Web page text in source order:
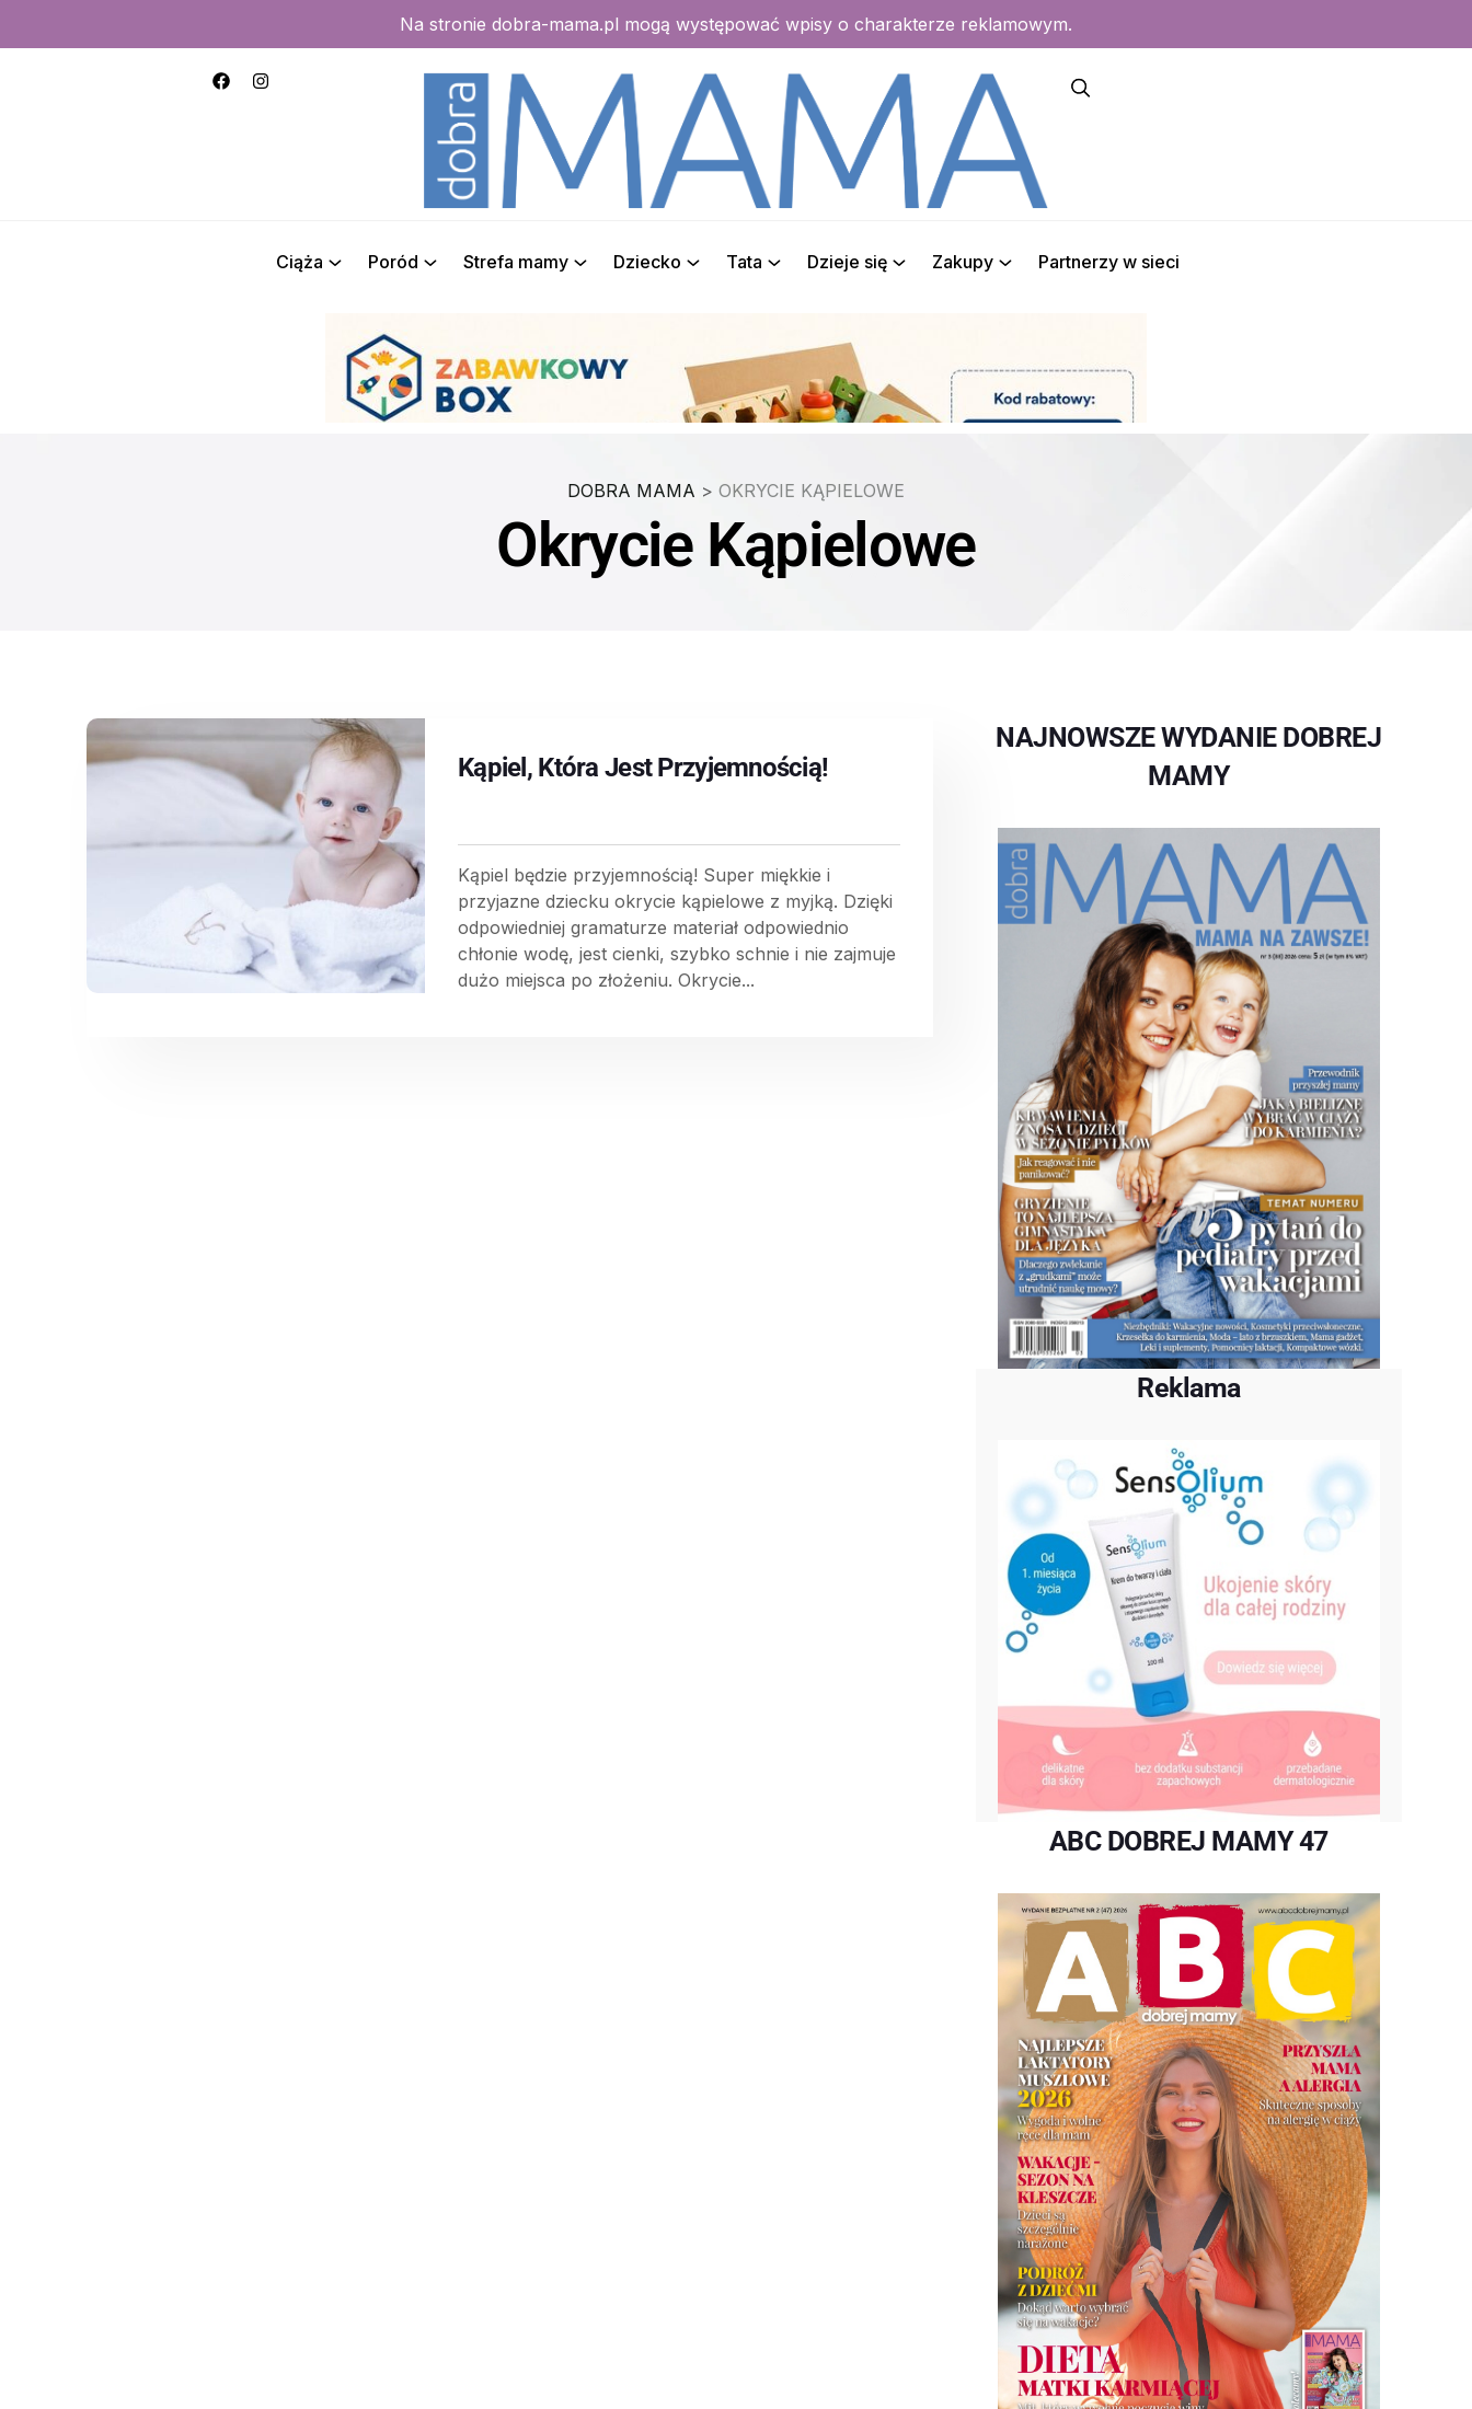
Na stronie dobra-mama.pl mogą występować wpisy o charakterze reklamowym.
Ciąża Poród Strefa mamy Dziecko Tata Dzieje się Zakupy Partnerzy w sieci
DOBRA MAMA > OKRYCIE KĄPIELOWE
Okrycie Kąpielowe
Kąpiel, Która Jest Przyjemnością!
Kąpiel będzie przyjemnością! Super miękkie i
przyjazne dziecku okrycie kąpielowe z myjką. Dzięki
odpowiedniej gramaturze materiał odpowiednio
chłonie wodę, jest cienki, szybko schnie i nie zajmuje
dużo miejsca po złożeniu. Okrycie...
NAJNOWSZE WYDANIE DOBREJ
MAMY
Reklama
ABC DOBREJ MAMY 47